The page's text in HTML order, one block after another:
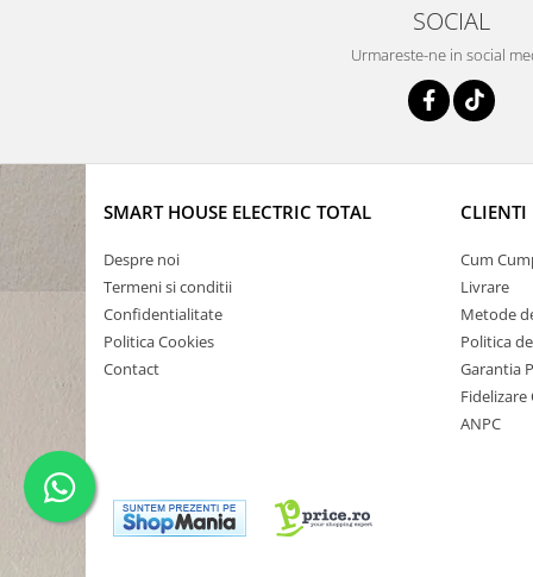
SOCIAL
Urmareste-ne in social
SMART HOUSE ELECTRIC TOTAL
Despre noi
Termeni si conditii
Confidentialitate
Politica Cookies
Contact
CLIENTI
Cum
Livrare
Metode
Politica
Garantia
Fidelizare
ANPC